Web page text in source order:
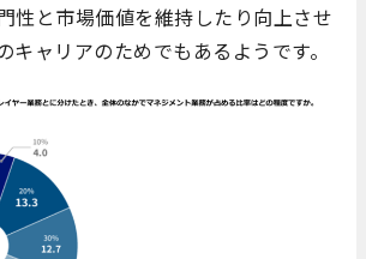
性と市場価値を維持したり向上させ
キャリアのためでもあるようです。